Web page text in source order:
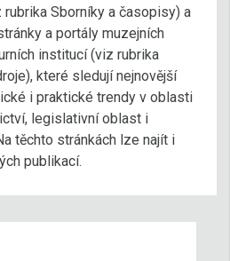
Sborníky a časopisy) a
a portály muzejních
institucí (viz rubrika
které sledují nejnovější
i praktické trendy v oblasti
legislativní oblast i
těchto stránkách lze najít i
publikací.